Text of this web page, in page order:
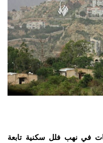
في نهب فلل سكنية تابعة